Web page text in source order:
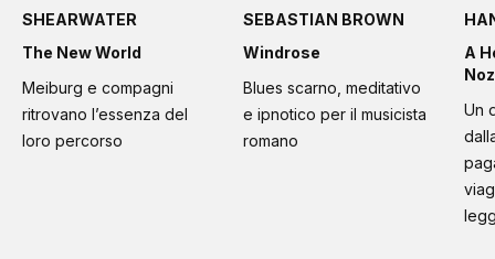
SHEARWATER
The New World
Meiburg e compagni
ritrovano l’essenza del
loro percorso
SEBASTIAN BROWN
Windrose
Blues scarno, meditativo
e ipnotico per il musicista
romano
A
Noz
Un